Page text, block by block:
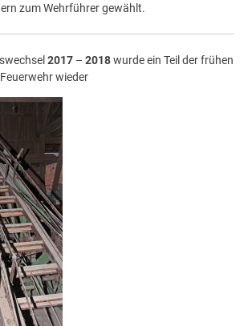
zum Wehrführer gewählt.
2017 –2018wurde ein Teil der frühen
wieder